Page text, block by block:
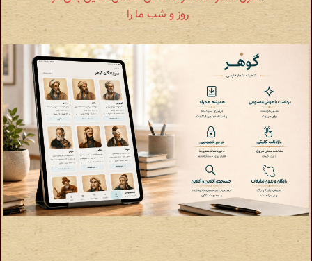
روز و شب ما را